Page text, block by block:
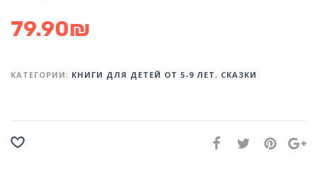
79.90₪
КАТЕГОРИИ: КНИГИ ДЛЯ ДЕТЕЙ ОТ 5-9 ЛЕТ , СКАЗКИ